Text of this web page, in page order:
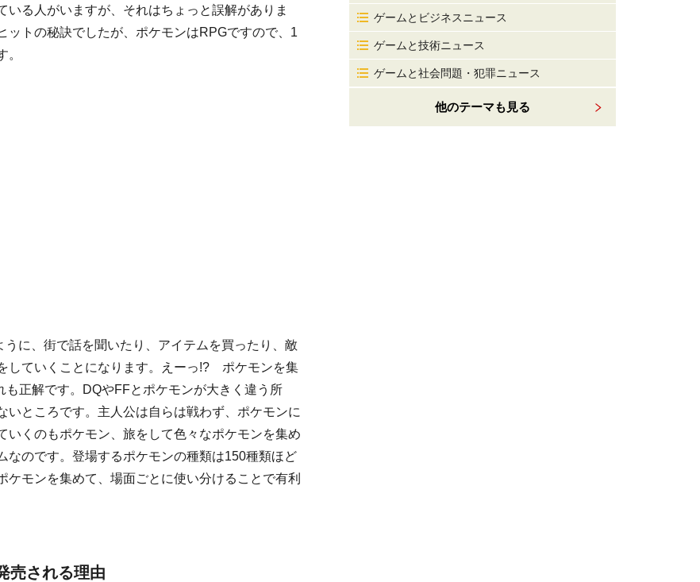
る人がいますが、それはちょっと誤解がありま
トの秘訣でしたが、ポケモンはRPGですので、1
。
に、街で話を聞いたり、アイテムを買ったり、敵
していくことになります。えーっ!? ポケモンを集
正解です。DQやFFとポケモンが大きく違う所
ところです。主人公は自らは戦わず、 ポケモンに
いくのもポケモン、旅をして色々なポケモンを集め
なのです。登場するポケモンの種類は150種類ほど
モンを集めて、場面ごとに使い分けることで有利
売される理由
ゲームとビジネスニュース
ゲームと技術ニュース
ゲームと社会問題・犯罪ニュース
他のテーマも見る